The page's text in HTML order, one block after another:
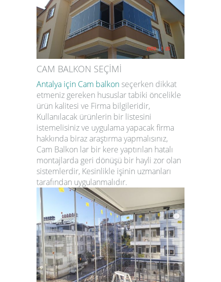
CAM BALKON SEÇİMİ
Antalya için Cam balkon seçerken dikkat
etmeniz gereken hususlar tabiki öncelikle
ürün kalitesi ve Firma bilgileridir,
Kullanılacak ürünlerin bir listesini
istemelisiniz ve uygulama yapacak firma
hakkında biraz araştırma yapmalısınız,
Cam Balkon lar bir kere yaptırılan hatalı
montajlarda geri dönüşü bir hayli zor olan
sistemlerdir, Kesinlikle işinin uzmanları
tarafından uygulanmalıdır.